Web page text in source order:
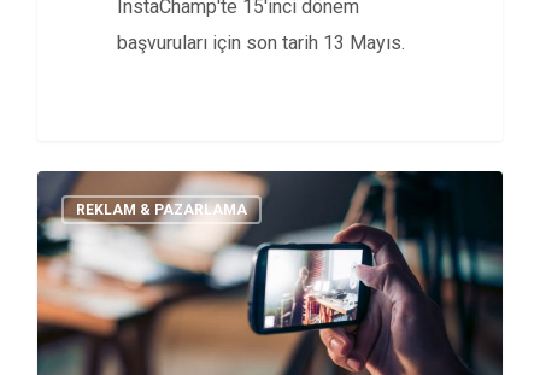
InstaChamp'te 15'inci dönem
başvuruları için son tarih 13 Mayıs.
REKLAM & PAZARLAMA